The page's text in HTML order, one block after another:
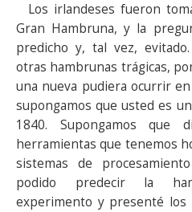
Los irlandeses fueron
Gran Hambruna, y la
predicho y, tal vez,
otras hambrunas trágicas,
una nueva pudiera ocurrir
supongamos que usted es
1840. Supongamos que
herramientas que tenemos
sistemas de
podido predecir la
experimento y presenté los